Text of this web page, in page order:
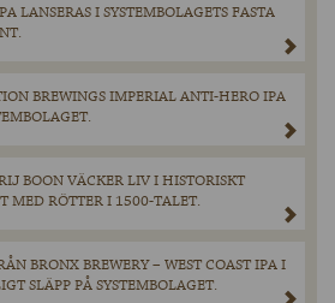
LANSERAS I SYSTEMBOLAGETS FASTA
BREWINGS IMPERIAL ANTI-HERO IPA
BOON VÄCKER LIV I HISTORISKT
MED RÖTTER I 1500-TALET.
BRONX BREWERY – WEST COAST IPA I
SLÄPP PÅ SYSTEMBOLAGET.